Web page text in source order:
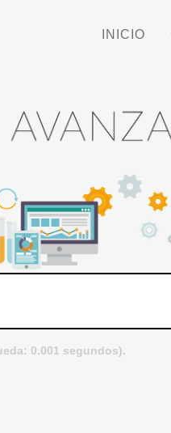
INICIO
0.001 segundos).